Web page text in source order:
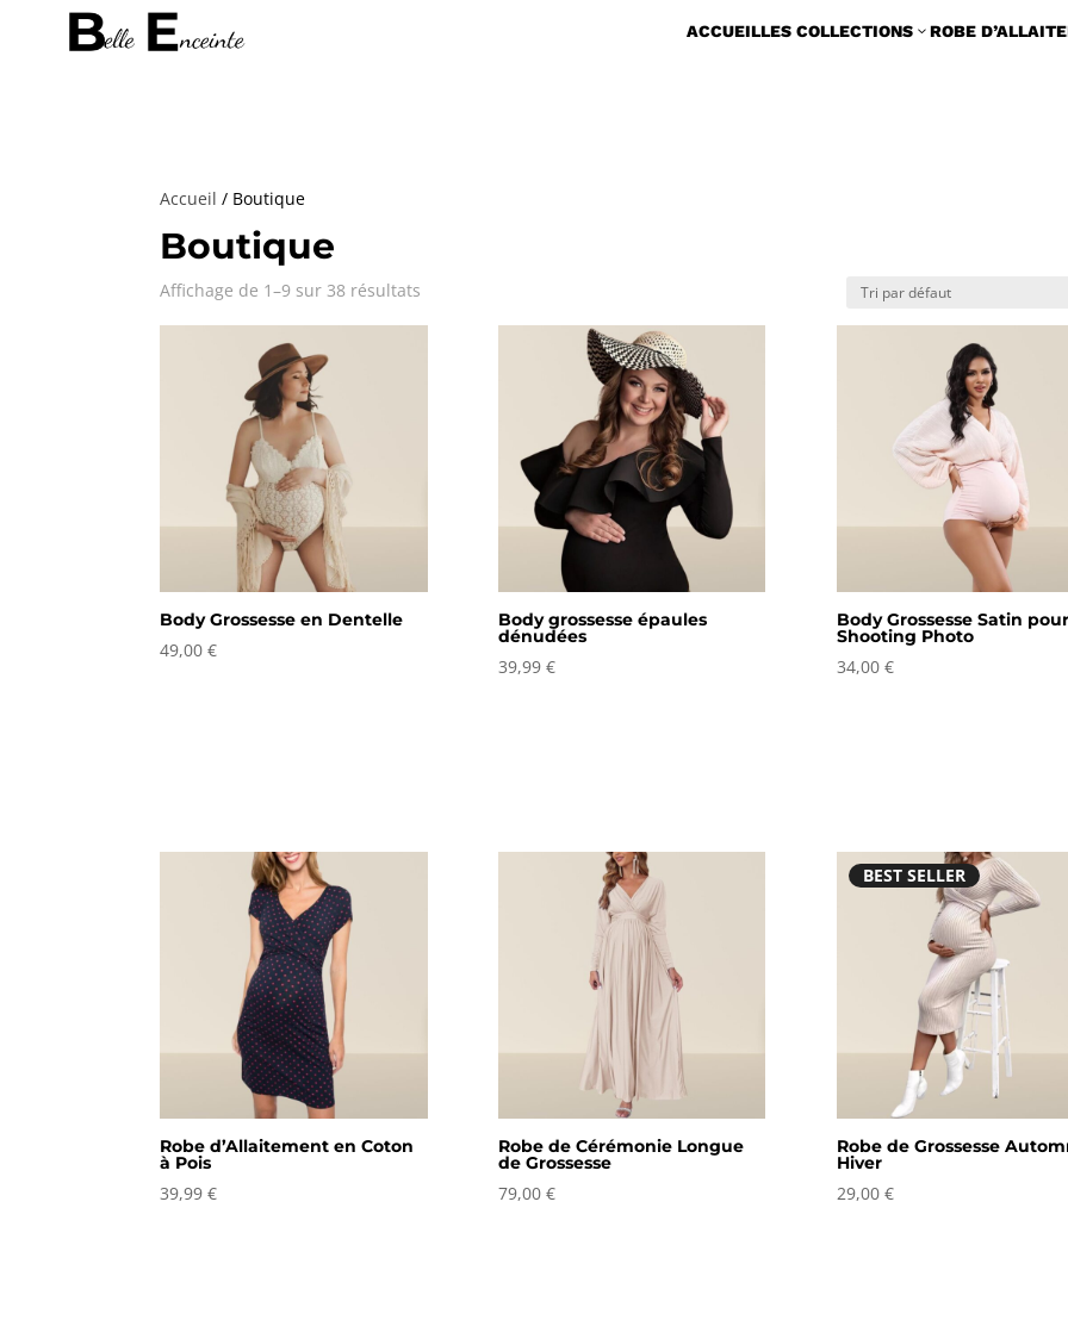
ACCUEILLES COLLECTIONS 3 ROBE
Accueil / Boutique
Boutique
Affichage de 1–9 sur 38 résultats
Body Grossesse en Dentelle
49,00€
Body grossesse épaules
dénudées
39,99 €
Body Grossesse Satin pour
Shooting Photo
34,00 €
Robe d’Allaitement en Coton
à Pois
39,99€
Robe de Cérémonie Longue
de Grossesse
79,00 €
BEST SELLER
Robe de Grossesse
Hiver
29,00 €